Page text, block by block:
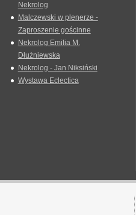
Nekrolog
Malczewski w plenerze -
Zaproszenie gościnne
Nekrolog Emilia M.
Dłużniewska
Nekrolog - Jan Niksiński
Wystawa Eclectica